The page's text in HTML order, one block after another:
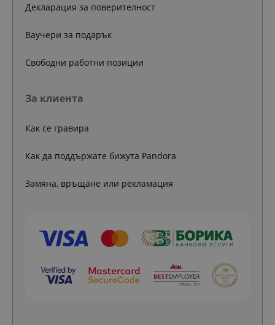
Декларация за поверителност
Ваучери за подарък
Свободни работни позиции
За клиента
Как се гравира
Как да поддържате бижута Pandora
Замяна, връщане или рекламация